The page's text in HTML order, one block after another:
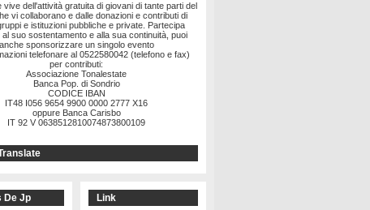
vive dell'attività gratuita di giovani di tante parti del
vi collaborano e dalle donazioni e contributi di
e istituzioni pubbliche e private. Partecipa
al suo sostentamento e alla sua continuità, puoi
anche sponsorizzare un singolo evento
telefonare al 0522580042 (telefono e fax)
per contributi:
Associazione Tonalestate
Banca Pop. di Sondrio
CODICE IBAN
IT48 I056 9654 9900 0000 2777 X16
oppure Banca Carisbo
IT 92 V 0638512810074873800109
De Jp Link